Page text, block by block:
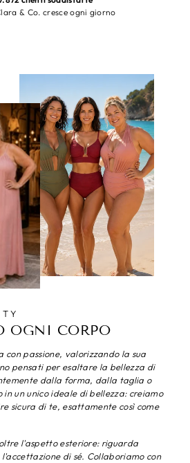
& Co. cresce ogni giorno
OGNI CORPO
con passione, valorizzando la sua
pensati per esaltare la bellezza di
dalla forma, dalla taglia o
un unico ideale di bellezza: creiamo
sicura di te, esattamente così come
l'aspetto esteriore: riguarda
l'accettazione di sé. Collaboriamo con